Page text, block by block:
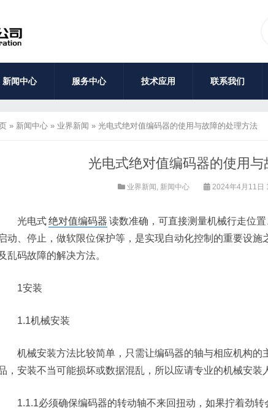
新闻中心 服务中心 技术应用 联系我们
» 新闻中心 » 业界新闻 » 光电式绝对值编码器的使用与故障的处理方法
光电式绝对值编码器的使用
业界新闻 , 新闻中心 2024年4月11日
光电式绝对值编码器 读数准确，可直接测量机械行走位
动、停止，做软限位保护等，是实现自动化控制的重要设
乱码故障的解决方法。
1安装
1.1机械安装
机械安装方法比较简单，只需让编码器的轴与相应机构的
，安装不当可能损坏或数据混乱，所以应请专业的机械安装
1.1.1必须确保编码器的转动轴不来回扭动，如果拧着劲转